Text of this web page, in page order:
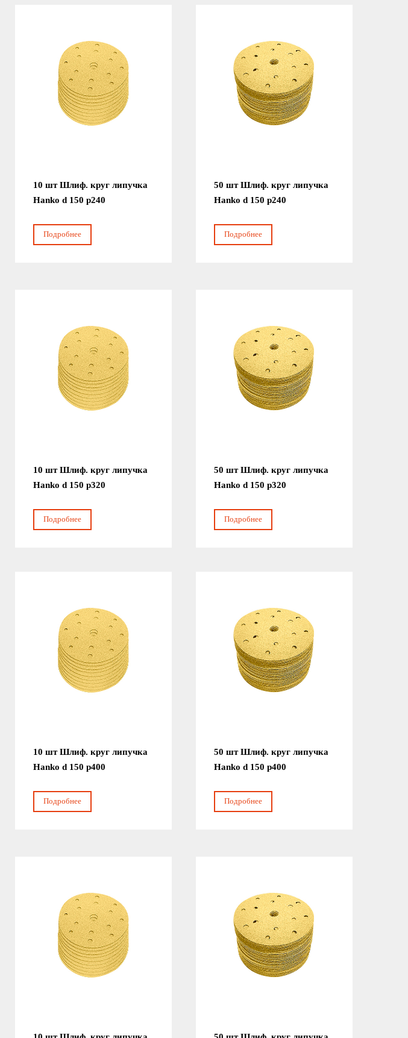
10 шт Шлиф. круг липучка
Hanko d 150 р240
Подробнее
50 шт Шлиф. круг липучка
Hanko d 150 р240
Подробнее
10 шт Шлиф. круг липучка
Hanko d 150 р320
Подробнее
50 шт Шлиф. круг липучка
Hanko d 150 р320
Подробнее
10 шт Шлиф. круг липучка
Hanko d 150 р400
Подробнее
50 шт Шлиф. круг липучка
Hanko d 150 р400
Подробнее